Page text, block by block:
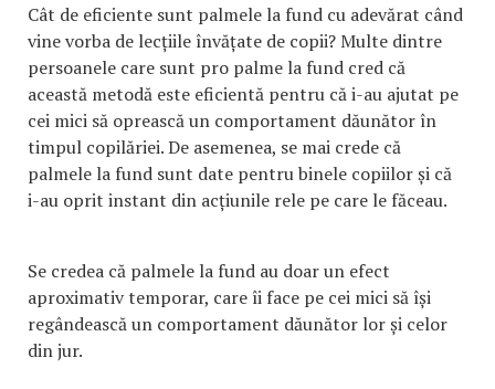
Cât de eficiente sunt palmele la fund cu adevărat când
vine vorba de lecțiile învățate de copii? Multe dintre
persoanele care sunt pro palme la fund cred că
această metodă este eficientă pentru că i-au ajutat pe
cei mici să oprească un comportament dăunător în
timpul copilăriei. De asemenea, se mai crede că
palmele la fund sunt date pentru binele copiilor și că
i-au oprit instant din acțiunile rele pe care le făceau.
Se credea că palmele la fund au doar un efect
aproximativ temporar, care îi face pe cei mici să își
regândească un comportament dăunător lor și celor
din jur.